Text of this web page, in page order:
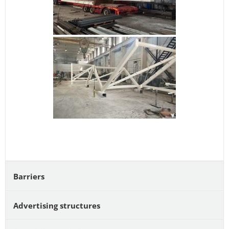
Barriers
Advertising structures